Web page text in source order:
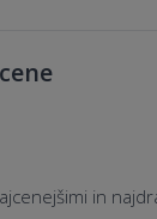
in